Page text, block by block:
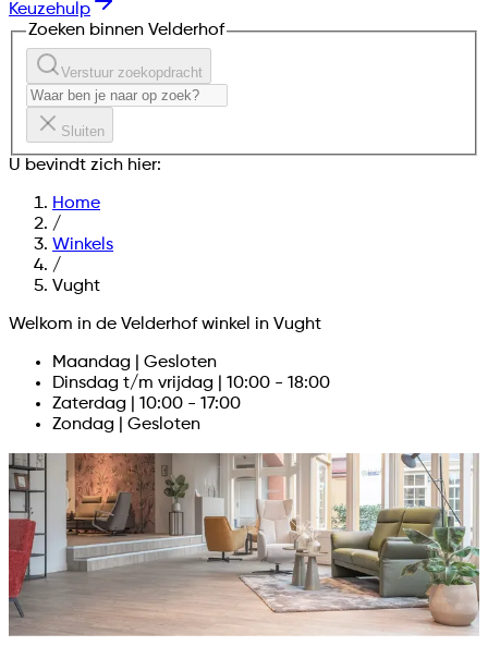
Keuzehulp
Zoeken binnen Velderhof
Verstuur zoekopdracht
Sluiten
U bevindt zich hier:
Home
/
Winkels
/
Vught
Welkom in de Velderhof winkel in Vught
Maandag
Gesloten
Dinsdag t/m vrijdag
10:00 - 18:00
Zaterdag
10:00 - 17:00
Zondag
Gesloten